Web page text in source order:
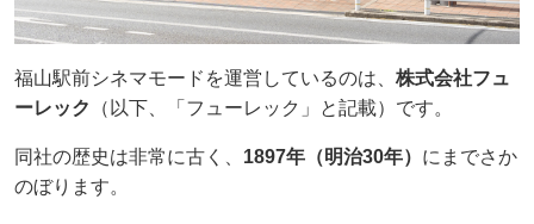
福山駅前シネマモードを運営しているのは、 株式会社フュ
ーレック
（以下、「フューレック」と記載）です。
同社の歴史は非常に古く、 1897年（明治30年） にまでさか
のぼります。